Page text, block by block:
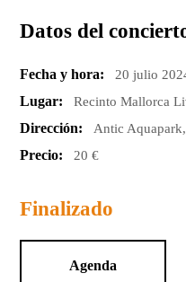
Datos del
Fecha y hora: 20 julio
Lugar: Recinto Mallorca
Dirección: Antic
Precio: 20 €
Finalizado
Agenda